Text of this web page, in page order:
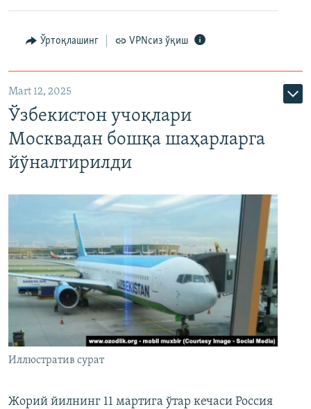
Ўртоқлашинг VPNсиз ўқиш
Mart 12, 2025
Ўзбекистон учоқлари
Москвадан бошқа шаҳарларга
йўналтирилди
Иллюстратив сурат
Жорий йилнинг 11 мартига ўтар кечаси Россия